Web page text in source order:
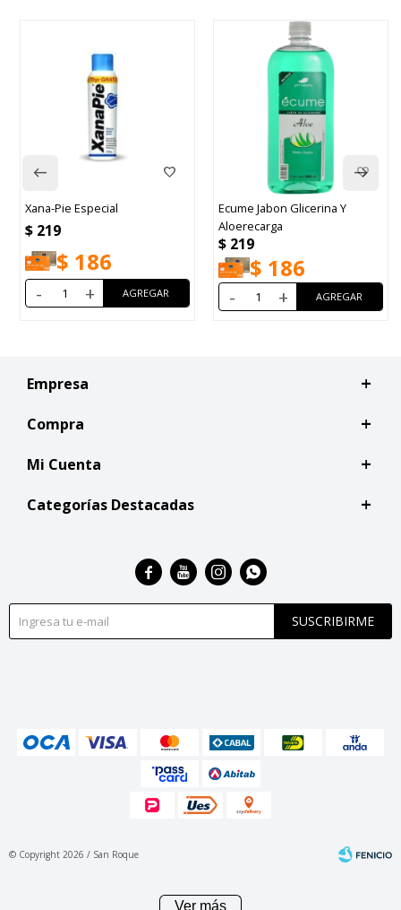
Xana-Pie Especial
$ 219
$ 186
- +
Ecume Jabon Glicerina Y
Aloerecarga
$ 219
$ 186
- +
Empresa
Compra
Mi Cuenta
Categorías Destacadas
SUSCRIBIRME
   
© Copyright 2026 / San Roque
Ver más